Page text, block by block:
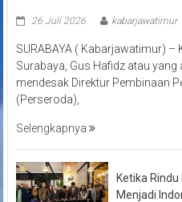
26 Juli 2026 kabarjawatimur
SURABAYA ( Kabarjawatimur)
Surabaya, Gus Hafidz atau yang
mendesak Direktur Pembinaan
(Perseroda),
Selengkapnya
Ketika
Menjadi